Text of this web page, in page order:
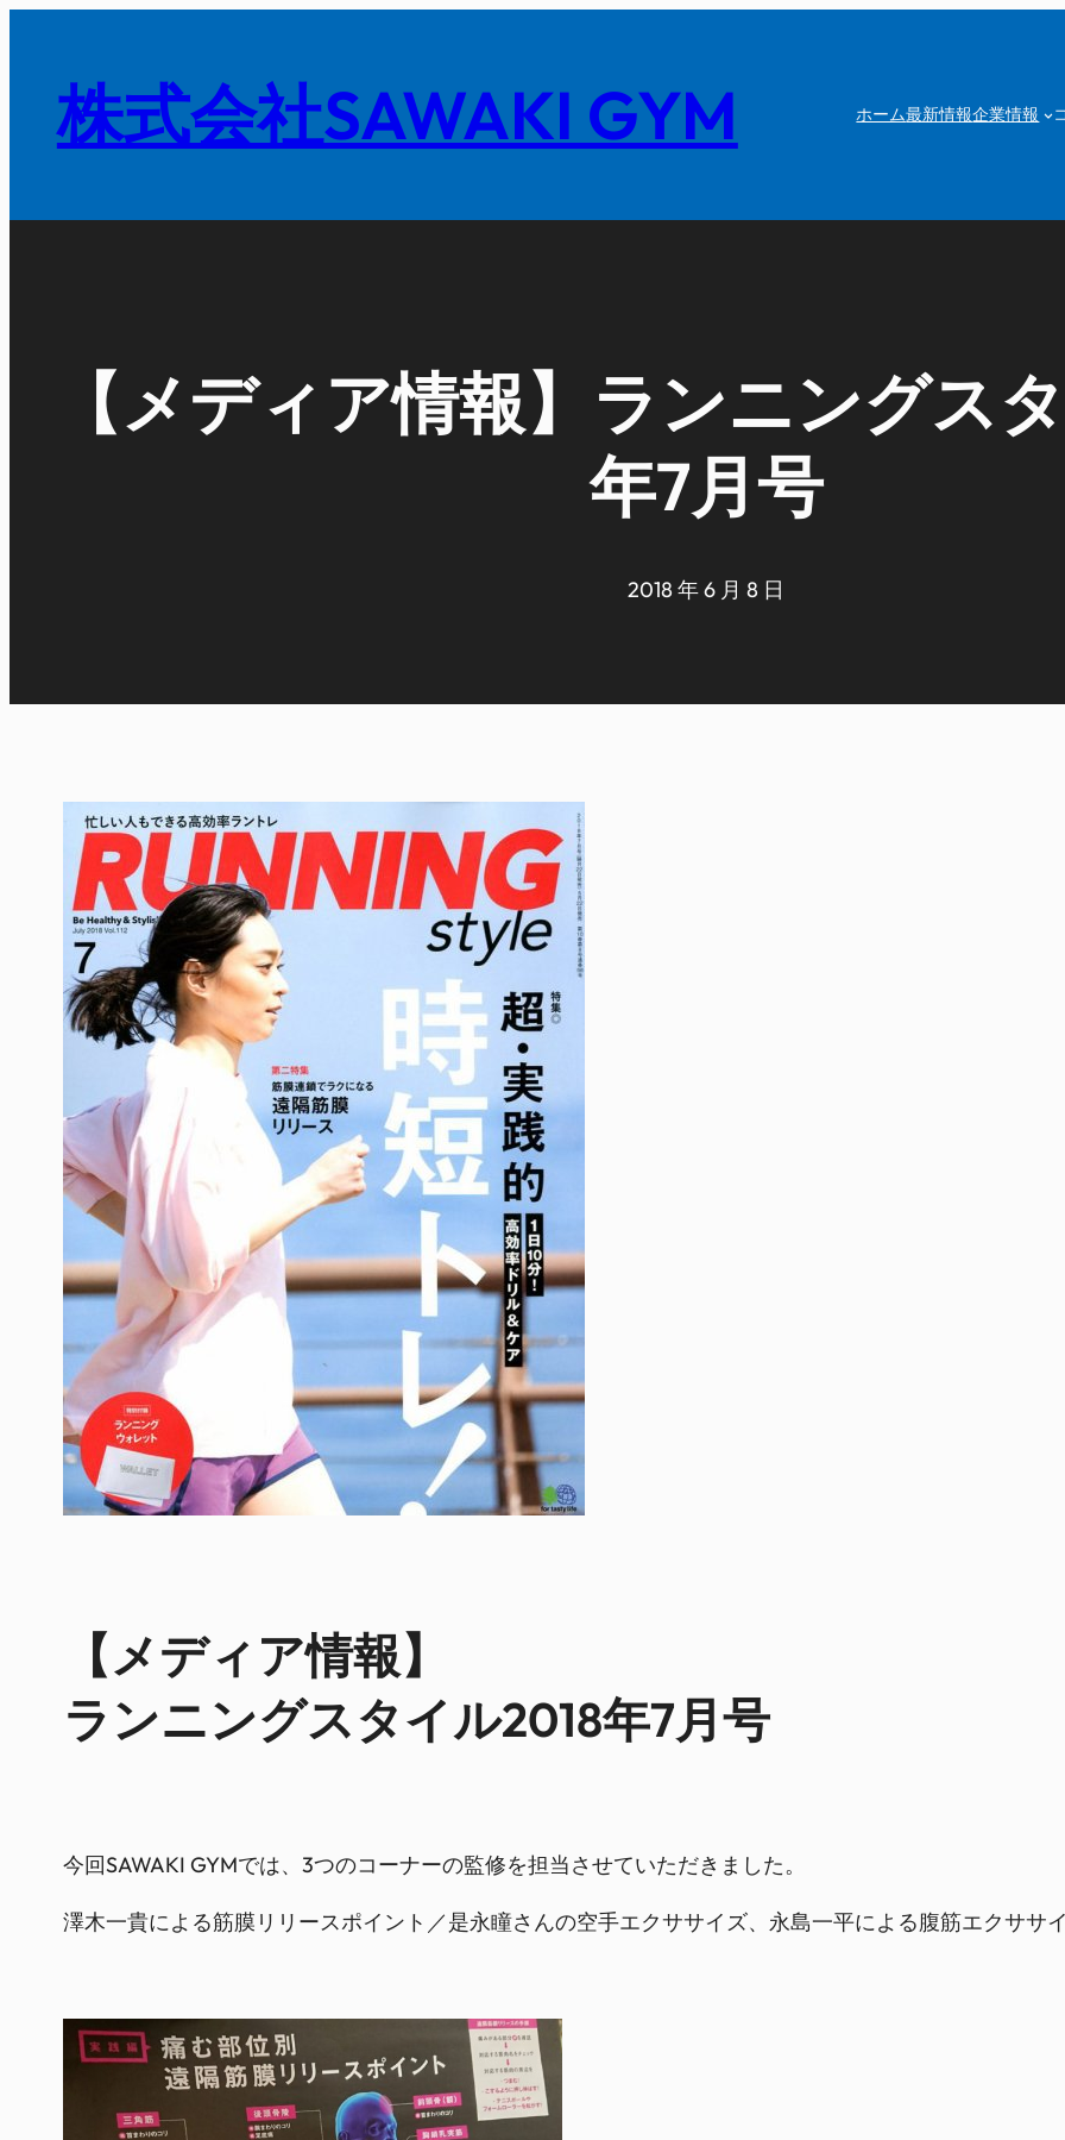
株式会社SAWAKI GYM ホーム最新情報企業情報
【メディア情報】ランニングス
年7月号
2018 年 6 月 8 日
【メディア情報】
ランニングスタイル2018年7月号
今回SAWAKI GYMでは、3つのコーナーの監修を担当させていただきました。
澤木一貴による筋膜リリースポイント／是永瞳さんの空手エクササイズ、永島一平による腹筋エクササイ